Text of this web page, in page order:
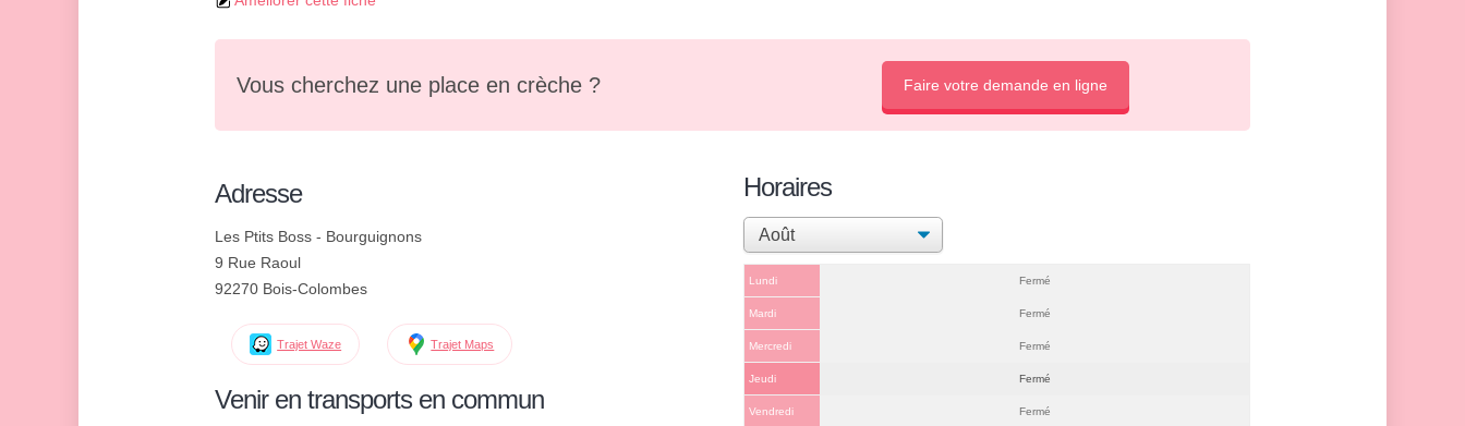
Vous cherchez une place en crèche ? Faire votre demande en ligne
Adresse
Les Ptits Boss - Bourguignons
9 Rue Raoul
92270 Bois-Colombes
Trajet Waze Trajet Maps
Venir en transports en commun
Horaires
Lundi Fermé
Mardi Fermé
Mercredi Fermé
Jeudi Fermé
Vendredi Fermé